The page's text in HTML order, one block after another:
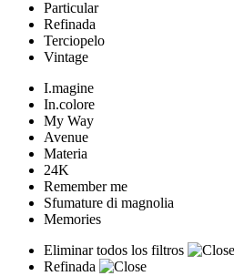
Particular
Refinada
Terciopelo
Vintage
I.magine
In.colore
My Way
Avenue
Materia
24K
Remember me
Sfumature di magnolia
Memories
Eliminar todos los filtros
Refinada